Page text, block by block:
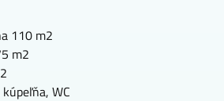
110 m2
m2
WC